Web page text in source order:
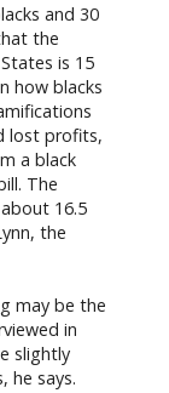
and 30
the
is 15
how blacks
lost profits,
a black
The
16.5
the
may be the
in
slightly
he says.